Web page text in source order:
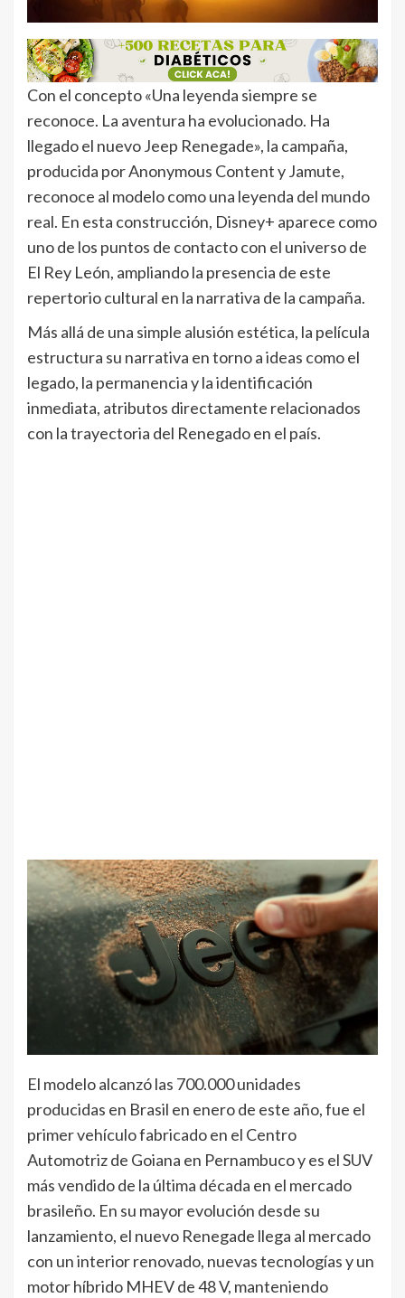
Con el concepto «Una leyenda siempre se
reconoce. La aventura ha evolucionado. Ha
llegado el nuevo Jeep Renegade», la campaña,
producida por Anonymous Content y Jamute,
reconoce al modelo como una leyenda del mundo
real. En esta construcción, Disney+ aparece como
uno de los puntos de contacto con el universo de
El Rey León, ampliando la presencia de este
repertorio cultural en la narrativa de la campaña.
Más allá de una simple alusión estética, la película
estructura su narrativa en torno a ideas como el
legado, la permanencia y la identificación
inmediata, atributos directamente relacionados
con la trayectoria del Renegado en el país.
El modelo alcanzó las 700.000 unidades
producidas en Brasil en enero de este año, fue el
primer vehículo fabricado en el Centro
Automotriz de Goiana en Pernambuco y es el SUV
más vendido de la última década en el mercado
brasileño. En su mayor evolución desde su
lanzamiento, el nuevo Renegade llega al mercado
con un interior renovado, nuevas tecnologías y un
motor híbrido MHEV de 48 V, manteniendo